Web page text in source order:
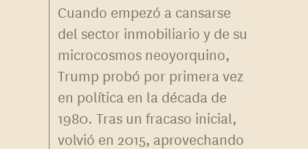
Cuando empezó a cansarse
del sector inmobiliario y de su
microcosmos neoyorquino,
Trump probó por primera vez
en política en la década de
1980. Tras un fracaso inicial,
volvió en 2015, aprovechando